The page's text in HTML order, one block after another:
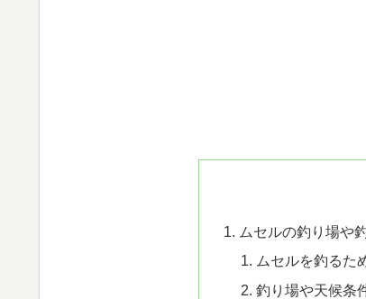
ムセルの釣り場や
ムセルを釣るた
釣り場や天候条